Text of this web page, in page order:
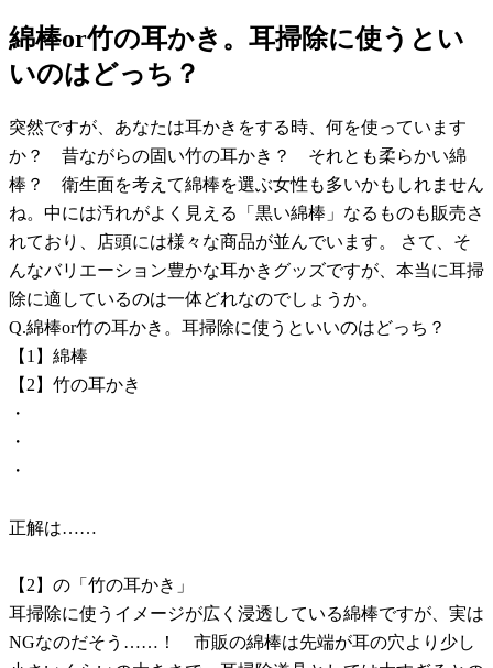
綿棒or竹の耳かき。耳掃除に使うとい
いのはどっち？
突然ですが、あなたは耳かきをする時、何を使っています
か？ 昔ながらの固い竹の耳かき？ それとも柔らかい綿
棒？ 衛生面を考えて綿棒を選ぶ女性も多いかもしれません
ね。中には汚れがよく見える「黒い綿棒」なるものも販売さ
れており、店頭には様々な商品が並んでいます。 さて、そ
んなバリエーション豊かな耳かきグッズですが、本当に耳掃
除に適しているのは一体どれなのでしょうか。
Q.綿棒or竹の耳かき。耳掃除に使うといいのはどっち？
【1】綿棒
【2】竹の耳かき
・
・
・
正解は……
【2】の「竹の耳かき」
耳掃除に使うイメージが広く浸透している綿棒ですが、実は
NGなのだそう……！ 市販の綿棒は先端が耳の穴より少し